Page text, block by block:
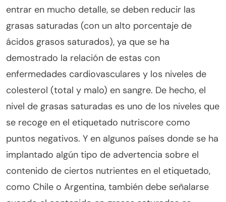
entrar en mucho detalle, se deben reducir las
grasas saturadas (con un alto porcentaje de
ácidos grasos saturados), ya que se ha
demostrado la relación de estas con
enfermedades cardiovasculares y los niveles de
colesterol (total y malo) en sangre. De hecho, el
nivel de grasas saturadas es uno de los niveles que
se recoge en el etiquetado nutriscore como
puntos negativos. Y en algunos países donde se ha
implantado algún tipo de advertencia sobre el
contenido de ciertos nutrientes en el etiquetado,
como Chile o Argentina, también debe señalarse